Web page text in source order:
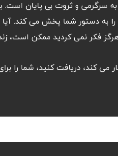
و ثروت بی پایان است. با
دستور شما پخش می کند. آیا
فکر نمی کردید ممکن است،
می کند، دریافت کنید، شما را